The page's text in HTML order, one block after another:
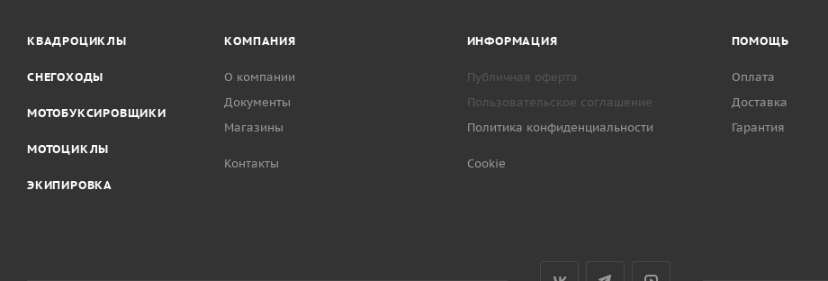
КВАДРОЦИКЛЫ
СНЕГОХОДЫ
МОТОБУКСИРОВЩИКИ
МОТОЦИКЛЫ
ЭКИПИРОВКА
КОМПАНИЯ
О компании
Документы
Магазины
Контакты
ИНФОРМАЦИЯ
Публичная оферта
Пользовательское соглашение
Политика конфиденциальности
Cookie
ПОМОЩЬ
Оплата
Доставка
Гарантия